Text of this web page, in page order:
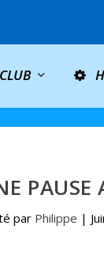
PAUSE
par Philippe |